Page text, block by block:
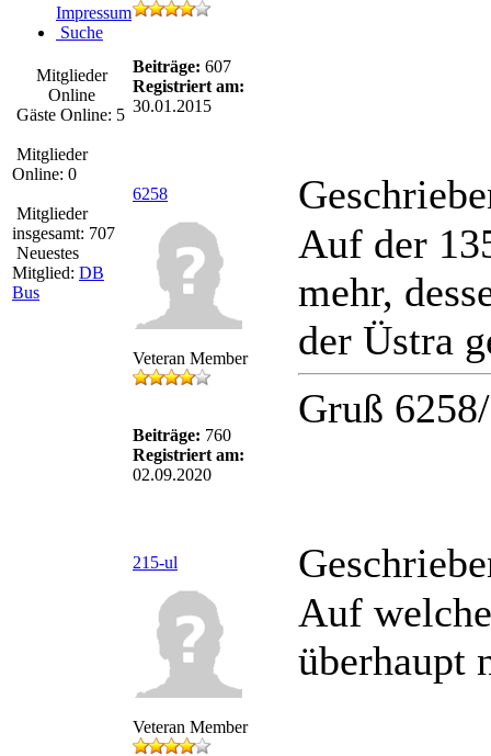
Impressum
Suche
Mitglieder
Online
Gäste Online: 5
Mitglieder
Online: 0
Mitglieder
insgesamt: 707
Neuestes
Mitglied: DB
Bus
Beiträge: 607
Registriert am:
30.01.2015
6258
Veteran Member
Beiträge: 760
Registriert am:
02.09.2020
Auf der
mehr,
der Üstra
Gruß
215-ul
Veteran Member
Auf
überhaupt